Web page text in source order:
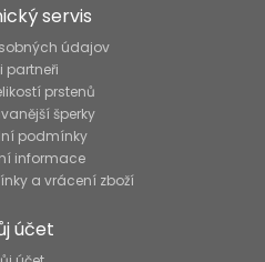
servis
údajov
partneři
prstenů
šperky
podmínky
informace
a vrácení zboží
účet